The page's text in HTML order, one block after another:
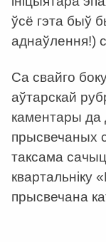
ўсё гэта быў
аднаўлення!)
Са свайго
аўтарскай
каментары да
прысвечаных
таксама
квартальніку
прысвечана